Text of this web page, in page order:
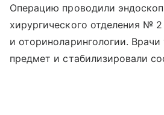
Операцию проводили
хирургического отделения № 2
и оториноларингологии.
предмет и стабилизировали